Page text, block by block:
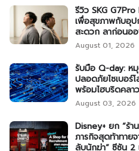
รีวิว SKG
เพื่อสุขภาพกับอุ
สะดวก ลาก่อนอ
August 01, 2026
รับมือ Q-day: ห
ปลอดภัยไซเบอร์
พร้อมไฮบริดคล
August 03, 2026
Disney+ ยก “ร้
ภารกิจสุดท้าทาย
ลับนักฆ่า” ซีซัน 2